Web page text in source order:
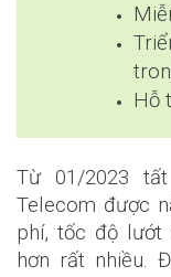
Hỗ
Từ 01/2023
Telecom được
phí, tốc độ lướt
hơn rất nhiều.